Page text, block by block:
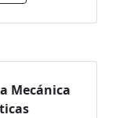
Mecánica